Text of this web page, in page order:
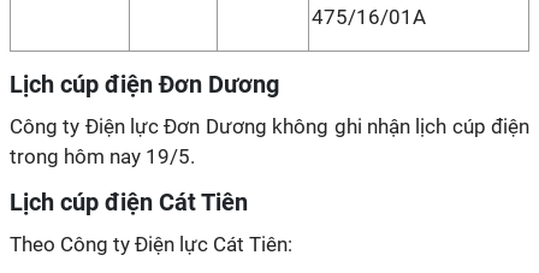
475/16/01A
Lịch cúp điện Đơn Dương
Công ty Điện lực Đơn Dương không ghi nhận lịch cúp điện
trong hôm nay 19/5.
Lịch cúp điện Cát Tiên
Theo Công ty Điện lực Cát Tiên: